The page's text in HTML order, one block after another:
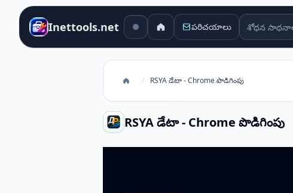
Inettools.net పరిచయాలు శోధన సాధనాలు
/ RSYA డేటా - Chrome పొడిగింపు
RSYA డేటా - Chrome పొడిగింపు